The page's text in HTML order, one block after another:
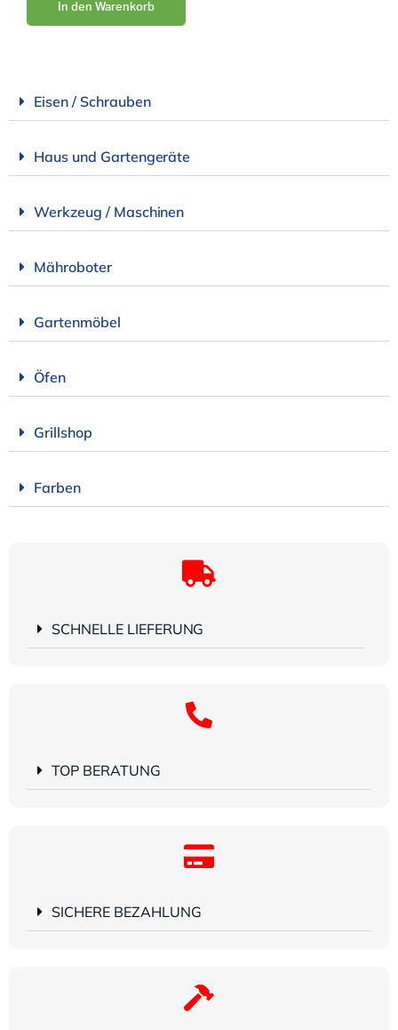
In den Warenkorb
Eisen / Schrauben
Haus und Gartengeräte
Werkzeug / Maschinen
Mähroboter
Gartenmöbel
Öfen
Grillshop
Farben
SCHNELLE LIEFERUNG
TOP BERATUNG
SICHERE BEZAHLUNG